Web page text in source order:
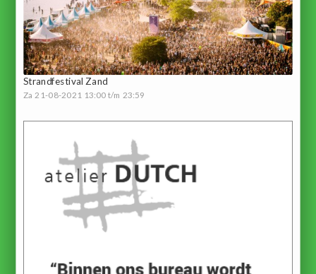
Strandfestival Zand
Za 21-08-2021 13:00 t/m 23:59